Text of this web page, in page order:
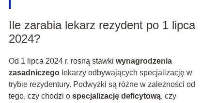
Ile zarabia lekarz rezydent po 1 lipca
2024?
Od 1 lipca 2024 r. rosną stawki wynagrodzenia
zasadniczegolekarzy odbywających specjalizację w
trybie rezydentury. Podwyżki są różne w zależności od
tego, czy chodzi o specjalizację deficytową, czy